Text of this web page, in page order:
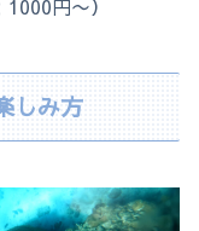
円〜）
しみ方